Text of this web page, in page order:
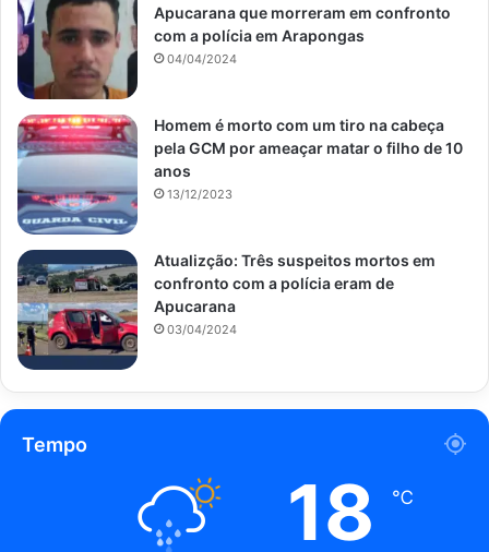
Apucarana que morreram em confronto
com a polícia em Arapongas
04/04/2024
Homem é morto com um tiro na cabeça
pela GCM por ameaçar matar o filho de 10
anos
13/12/2023
Atualizção: Três suspeitos mortos em
confronto com a polícia eram de
Apucarana
03/04/2024
Tempo
18 ℃